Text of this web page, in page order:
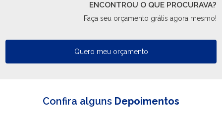
ENCONTROU O QUE PROCURAVA?
Faça seu orçamento grátis agora mesmo!
Quero meu orçamento
Confira alguns Depoimentos